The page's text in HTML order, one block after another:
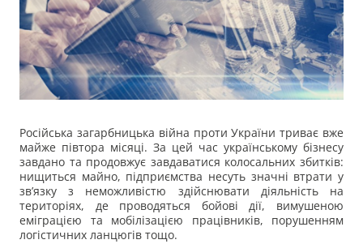
Російська загарбницька війна проти України триває вже
майже півтора місяці. За цей час українському бізнесу
завдано та продовжує завдаватися колосальних збитків:
нищиться майно, підприємства несуть значні втрати у
зв’язку з неможливістю здійснювати діяльність на
територіях, де проводяться бойові дії, вимушеною
еміграцією та мобілізацією працівників, порушенням
логістичних ланцюгів тощо.